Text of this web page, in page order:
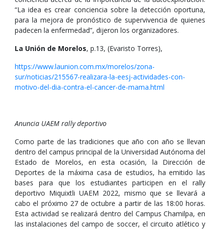
“La idea es crear conciencia sobre la detección oportuna,
para la mejora de pronóstico de supervivencia de quienes
padecen la enfermedad”, dijeron los organizadores.
La Unión de Morelos, p.13, (Evaristo Torres),
https://www.launion.com.mx/morelos/zona-
sur/noticias/215567-realizara-la-eesj-actividades-con-
motivo-del-dia-contra-el-cancer-de-mama.html
Anuncia UAEM rally deportivo
Como parte de las tradiciones que año con año se llevan
dentro del campus principal de la Universidad Autónoma del
Estado de Morelos, en esta ocasión, la Dirección de
Deportes de la máxima casa de estudios, ha emitido las
bases para que los estudiantes participen en el rally
deportivo Miquixtli UAEM 2022, mismo que se llevará a
cabo el próximo 27 de octubre a partir de las 18:00 horas.
Esta actividad se realizará dentro del Campus Chamilpa, en
las instalaciones del campo de soccer, el circuito atlético y